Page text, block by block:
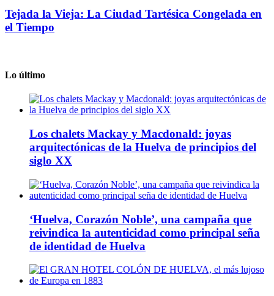
Tejada la Vieja: La Ciudad Tartésica Congelada en
el Tiempo
Lo último
Los chalets Mackay y Macdonald: joyas
arquitectónicas de la Huelva de principios del
siglo XX
‘Huelva, Corazón Noble’, una campaña que
reivindica la autenticidad como principal seña
de identidad de Huelva